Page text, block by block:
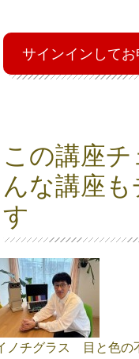
サインインしてお
この講座
んな講座
す
ノチグラス 目と色の